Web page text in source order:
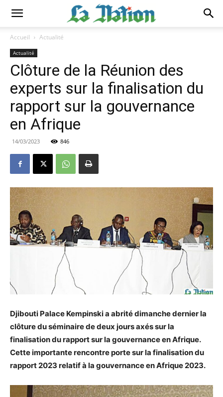
Accueil Actualité
Actualité
Clôture de la Réunion des
experts sur la finalisation du
rapport sur la gouvernance
en Afrique
14/03/2023 846
Djibouti Palace Kempinski a abrité dimanche dernier la
clôture du séminaire de deux jours axés sur la
finalisation du rapport sur la gouvernance en Afrique.
Cette importante rencontre porte sur la finalisation du
rapport 2023 relatif à la gouvernance en Afrique 2023.